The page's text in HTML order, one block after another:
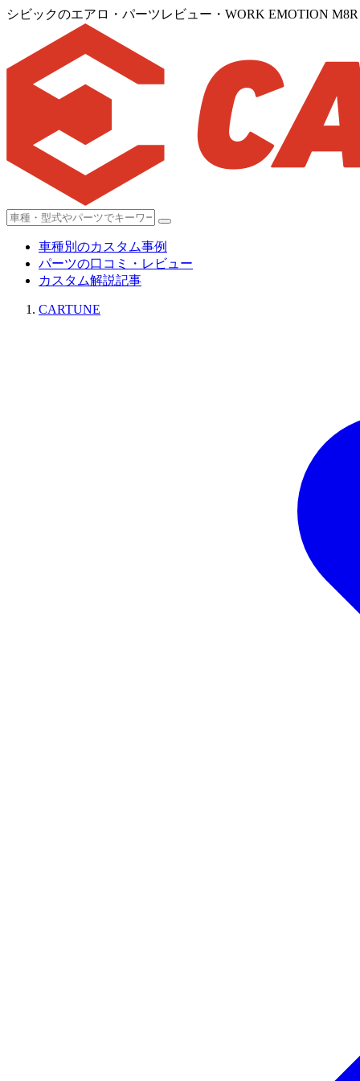
シビックのエアロ・パーツレビュー・WORK EMOTION
車種別のカスタム事例
パーツの口コミ・レビュー
カスタム解説記事
CARTUNE